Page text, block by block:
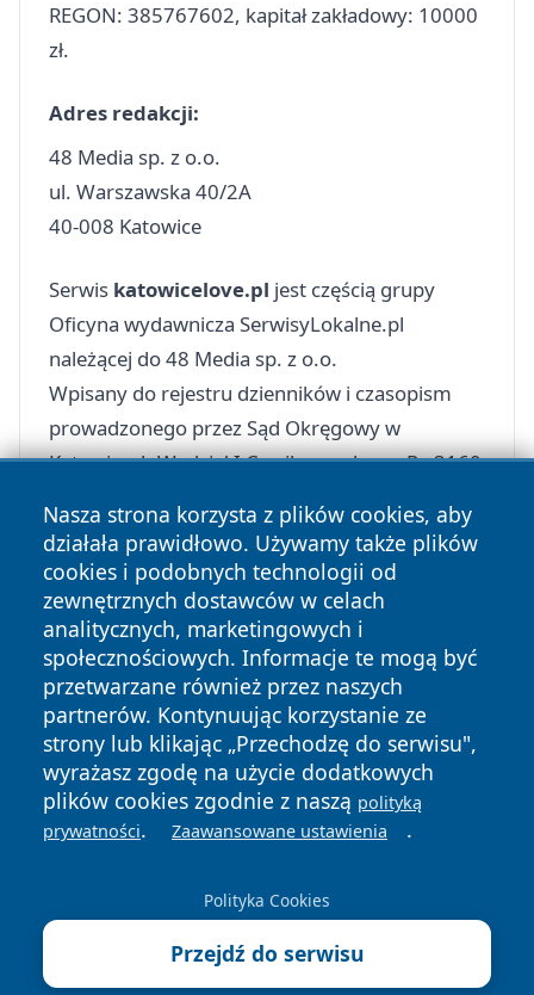
REGON: 385767602, kapitał zakładowy: 10000
zł.
Adres redakcji:
48 Media sp. z o.o.
ul. Warszawska 40/2A
40-008 Katowice
Serwis katowicelove.pl jest częścią grupy
Oficyna wydawnicza SerwisyLokalne.pl
należącej do 48 Media sp. z o.o.
Wpisany do rejestru dzienników i czasopism
prowadzonego przez Sąd Okręgowy w
Katowicach Wydział I Cywilny pod poz. Pr. 3160
Nasza strona korzysta z plików cookies, aby
działała prawidłowo. Używamy także plików
cookies i podobnych technologii od
zewnętrznych dostawców w celach
analitycznych, marketingowych i
społecznościowych. Informacje te mogą być
przetwarzane również przez naszych
partnerów. Kontynuując korzystanie ze
strony lub klikając „Przechodzę do serwisu",
wyrażasz zgodę na użycie dodatkowych
plików cookies zgodnie z naszą polityką
prywatności. Zaawansowane ustawienia .
Polityka Cookies
Przejdź do serwisu
Copyright © 2026 katowicelove.pl Wszystkie prawa
zastrzeżone.
News Autorzy
Polityka
Prywatności
Polityka
Cookies